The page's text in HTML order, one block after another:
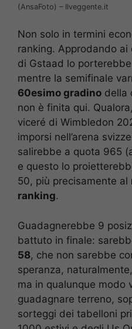
(AnsaFoto) – Ilveggente.it
Non solo in termini
ranking. Approdando
di Gstaad lo
mentre la semifinale
60esimo gradino della
non è finita qui.
viceré di Wimbledon
imporsi nell’arena
salirebbe a quota 965
e questo lo
50, più precisamente al
ranking.
Guadagnerebbe 9
battuto in finale:
58, che non sarebbe
speranza,
ma in qualunque modo
guadagnare terreno,
sorteggi dei tabelloni